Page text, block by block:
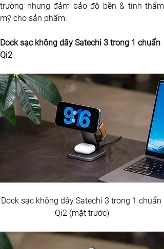
trường nhưng đảm bảo độ bền & tính thẩm
mỹ cho sản phẩm.
Dock sạc không dây Satechi 3 trong 1 chuẩn
Qi2
Dock sạc không dây Satechi 3 trong 1 chuẩn
Qi2 (mặt trước)